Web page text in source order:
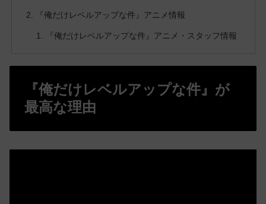
『俺だけレベルアップな件』アニメ情報
『俺だけレベルアップな件』アニメ・スタッフ情報
『俺だけレベルアップな件』が
最高な理由